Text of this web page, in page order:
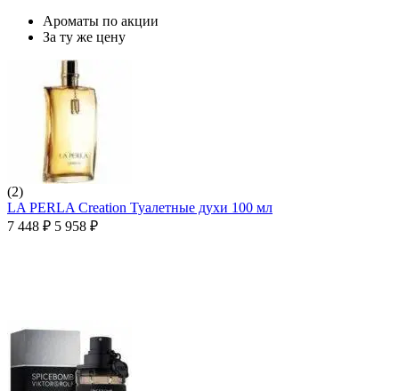
Ароматы по акции
За ту же цену
(2)
LA PERLA Creation Туалетные духи 100 мл
7 448 ₽ 5 958 ₽